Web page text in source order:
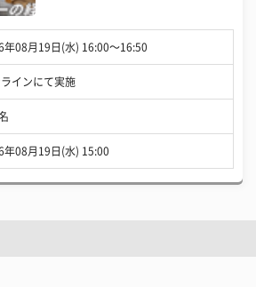
年08月19日(水) 16:00〜16:50
インにて実施
年08月19日(水) 15:00